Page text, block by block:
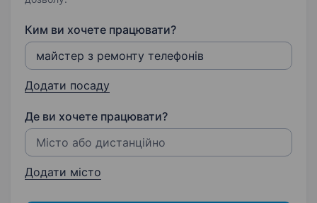
Ким ви хочете працювати?
Додати посаду
Де ви хочете працювати?
Додати місто